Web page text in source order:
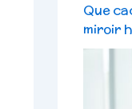
Que
miroir